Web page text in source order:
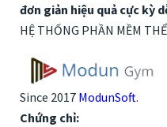
đơn giản hiệu quả cực kỳ
HỆ THỐNG PHẦN MỀM
Since 2017 ModunSoft.
Chứng chỉ: